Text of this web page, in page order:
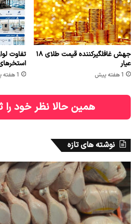
جهش غافلگیرکننده قیمت طلای ۱۸
عیار
1 هفته پیش
تفاوت
1 هفته پیش
همین حالا نظر خود را
نوشته های تازه